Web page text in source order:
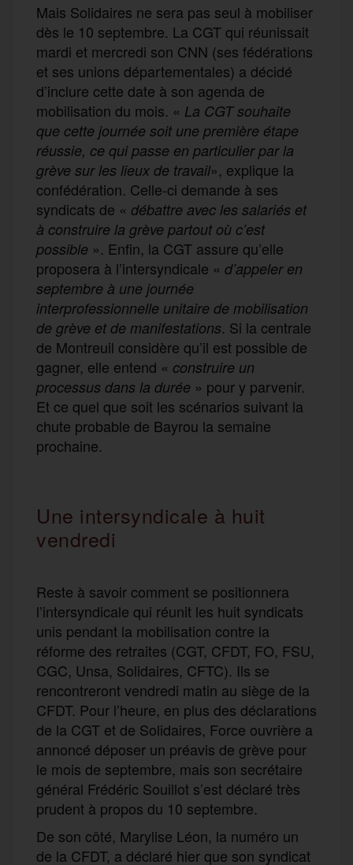
Mais Solidaires ne sera pas seul à mobiliser
dès le 10 septembre. La CGT qui réunissait
mardi et mercredi son CNN (ses fédérations
et ses unions départementales) a décidé
d’inclure cette date à son agenda de
mobilisation du mois. « La CGT souhaite
que cette journée soit une première étape
réussie, ce qui passe en particulier par la
grève sur les lieux de travail», explique la
confédération. Celle-ci demande à ses
syndicats de « débattre avec les salariés et
à construire la grève partout où c’est
possible ». Enfin, la CGT assure qu’elle
proposera à l’intersyndicale « d’appeler en
septembre à une journée
interprofessionnelle unitaire de mobilisation
de grève et de manifestations. Si la centrale
de Montreuil considère qu’il est possible de
gagner, elle entend « construire un
processus dans la durée » pour y parvenir.
Et ce quel que soit les scénarios suivant la
chute probable de Bayrou la semaine
prochaine.
Une intersyndicale à huit
vendredi
Reste à savoir comment se positionnera
l’intersyndicale qui réunit les huit syndicats
unis pendant la mobilisation contre la
réforme des retraites (CGT, CFDT, FO, FSU,
CGC, Unsa, Solidaires, CFTC). Ils se
rencontreront vendredi matin au siège de la
CFDT. Pour l’heure, en plus des déclarations
de la CGT et de Solidaires, Force ouvrière a
annoncé déposer un préavis de grève pour
le mois de septembre, mais son secrétaire
général Frédéric Souillot s’est déclaré très
prudent à propos du 10 septembre.
De son côté, Marylise Léon, la numéro un
de la CFDT, a déclaré hier que son syndicat